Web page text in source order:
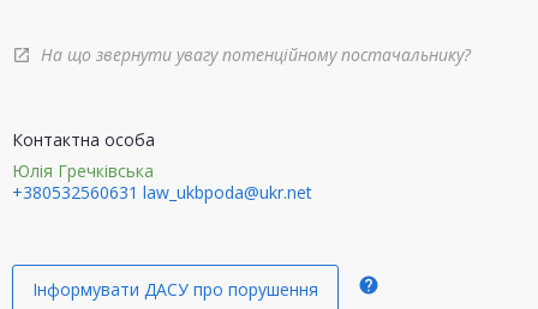
open_in_new На що звернути увагу потенційному постачальнику?
Контактна особа
Юлія Гречківська
+380532560631 law_ukbpoda@ukr.net
Інформувати ДАСУ про порушення help